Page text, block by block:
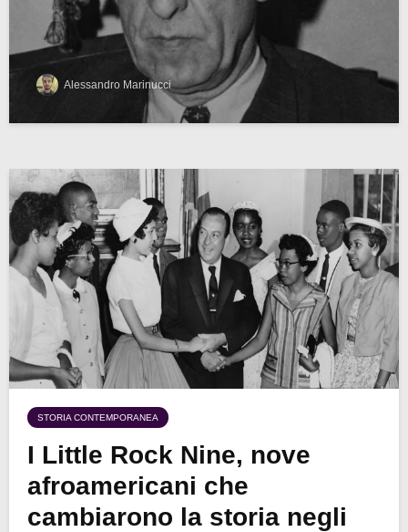
Alessandro Marinucci
STORIA CONTEMPORANEA
I Little Rock Nine, nove
afroamericani che
cambiarono la storia negli